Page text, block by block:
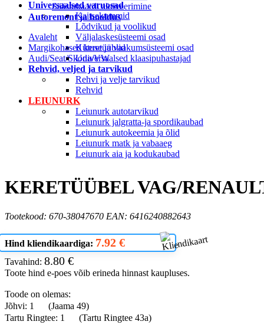
Universaalsed varuosad
Kaitsekummid
Lõdvikud ja voolikud
Väljalaskesüsteemi osad
Kütuse ja vaakumsüsteemi osad
Universaalsed klaasipuhastajad
Rehvid, veljed ja tarvikud
Rehvi ja velje tarvikud
Rehvid
LEIUNURK
Leiunurk autotarvikud
Leiunurk jalgratta-ja spordikaubad
Leiunurk autokeemia ja õlid
Leiunurk matk ja vabaaeg
Leiunurk aia ja kodukaubad
Säästukaardi aktiveerimine
Autoremont ja hooldus
Avaleht
Margikohased keretüüblid
Audi/Seat/Skoda/VW
KERETÜÜBEL VAG/
Tootekood: 670-38047670 EAN: 6416240882643
Hind kliendikaardiga: 7.92 €
Tavahind: 8.80 €
Toote hind e-poes võib erineda hinnast kaupluses.
Toode on olemas:
Jõhvi: 1
(Jaama 49)
Tartu Ringtee: 1
(Tartu Ringtee 43a)